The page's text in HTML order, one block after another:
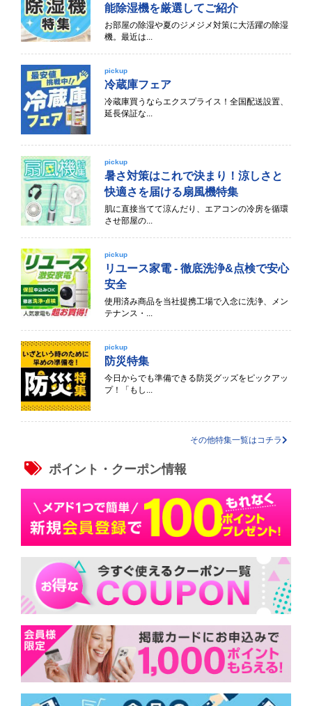
能除湿機を厳選してご紹介
お部屋の除湿や夏のジメジメ対策に大活躍の除湿
機。最近は...
pickup
冷蔵庫フェア
冷蔵庫買うならエクスプライス！全国配送設置、
延長保証な...
pickup
暑さ対策はこれで決まり！涼しさと
快適さを届ける扇風機特集
肌に直接当てて涼んだり、エアコンの冷房を循環
させ部屋の...
pickup
リユース家電 - 徹底洗浄&点検で安心
安全
使用済み商品を当社提携工場で入念に洗浄、メン
テナンス・...
pickup
防災特集
今日からでも準備できる防災グッズをピックアッ
プ！「もし...
その他特集一覧はコチラ
ポイント・クーポン情報